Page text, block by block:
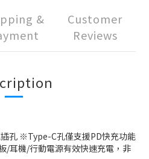
&
Customer
Reviews
孔 ※Type-C孔僅支援PD快充功能
/耳機/行動電源有效快速充電，非